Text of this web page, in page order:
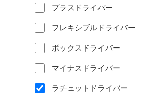
プラスドライバー
フレキシブルドライバー
ボックスドライバー
マイナスドライバー
ラチェットドライバー